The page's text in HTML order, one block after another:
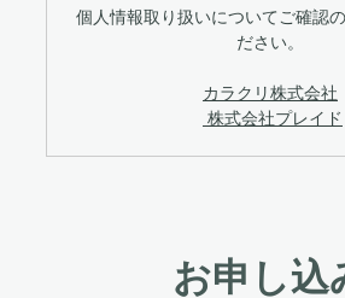
個人情報取り扱いについてご確認
ださい。
カラクリ株式会社
株式会社プレイド
お申し込